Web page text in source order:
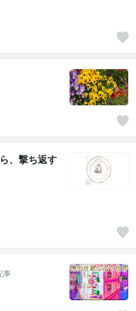
、撃ち返す
事